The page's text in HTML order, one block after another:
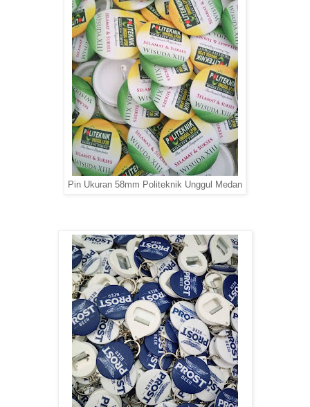
Pin Ukuran 58mm Politeknik Unggul Medan